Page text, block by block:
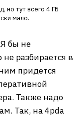
но тут всего 4 ГБ
мало.
бы не
не разбирается в
придется
Также надо
Так, на 4pda